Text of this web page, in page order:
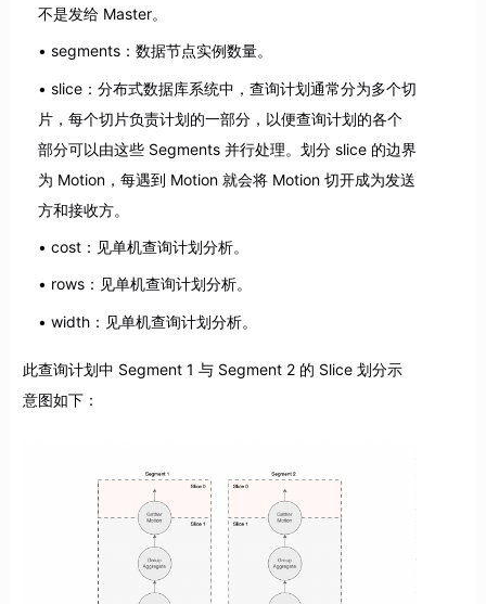
不是发给 Master。
segments：数据节点实例数量。
slice：分布式数据库系统中，查询计划通常分为多个切
片，每个切片负责计划的一部分，以便查询计划的各个
部分可以由这些 Segments 并行处理。划分 slice 的边界
为 Motion，每遇到 Motion 就会将 Motion 切开成为发送
方和接收方。
cost：见单机查询计划分析。
rows：见单机查询计划分析。
width：见单机查询计划分析。
此查询计划中 Segment 1 与 Segment 2 的 Slice 划分示
意图如下：